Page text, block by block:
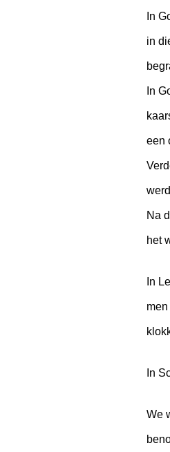
In
in
In
een
Na
het
In
In
We